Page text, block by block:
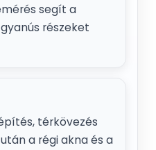
segít a
részeket
térkövezés
a régi akna és a